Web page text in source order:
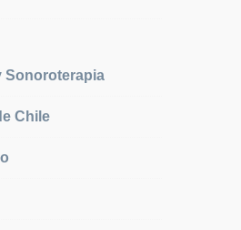
Sonoroterapia
Chile